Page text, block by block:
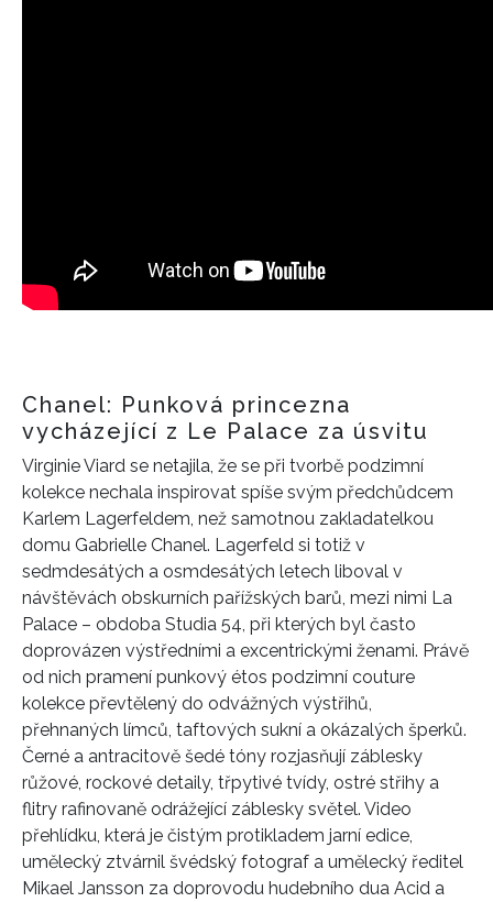
Chanel: Punková princezna
vycházející z Le Palace za úsvitu
Virginie Viard se netajila, že se při tvorbě podzimní
kolekce nechala inspirovat spíše svým předchůdcem
Karlem Lagerfeldem, než samotnou zakladatelkou
domu Gabrielle Chanel. Lagerfeld si totiž v
sedmdesátých a osmdesátých letech liboval v
návštěvách obskurních pařížských barů, mezi nimi La
Palace – obdoba Studia 54, při kterých byl často
doprovázen výstředními a excentrickými ženami. Právě
od nich pramení punkový étos podzimní couture
kolekce převtělený do odvážných výstřihů,
přehnaných límců, taftových sukní a okázalých šperků.
Černé a antracitově šedé tóny rozjasňují záblesky
růžové, rockové detaily, třpytivé tvídy, ostré střihy a
flitry rafinovaně odrážející záblesky světel. Video
přehlídku, která je čistým protikladem jarní edice,
umělecký ztvárnil švédský fotograf a umělecký ředitel
Mikael Jansson za doprovodu hudebního dua Acid a